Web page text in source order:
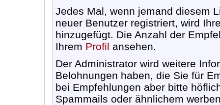
Jedes Mal, wenn jemand diesem
neuer Benutzer registriert, wird
hinzugefügt. Die Anzahl der
Ihrem Profil ansehen.
Der Administrator wird weitere
Belohnungen haben, die Sie für
bei Empfehlungen aber bitte
Spammails oder ähnlichem